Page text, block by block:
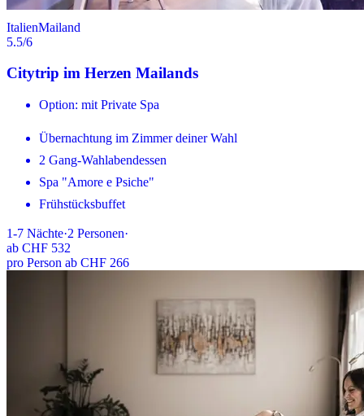
ItalienMailand
5.5/6
Citytrip im Herzen Mailands
Option: mit Private Spa
Übernachtung im Zimmer deiner Wahl
2 Gang-Wahlabendessen
Spa "Amore e Psiche"
Frühstücksbuffet
1-7 Nächte·2 Personen·
ab CHF 532
pro Person ab CHF 266